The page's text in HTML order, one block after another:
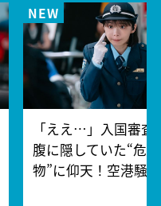
「ええ…」入国審査
腹に隠していた“危
物”に仰天！空港騒